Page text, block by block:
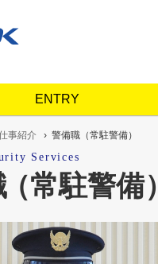
us
ンケート
ENTRY
事紹介 警備職（常駐警備）
（常駐警備）
Services